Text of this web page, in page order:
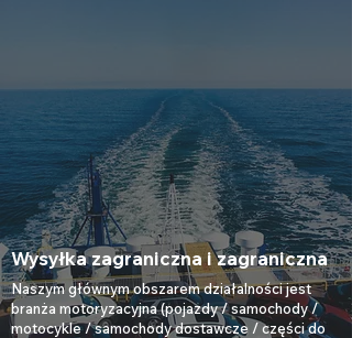
Wysyłka zagraniczna i zagraniczna
Naszym głównym obszarem działalności jest
branża motoryzacyjna (pojazdy / samochody /
motocykle / samochody dostawcze / części do